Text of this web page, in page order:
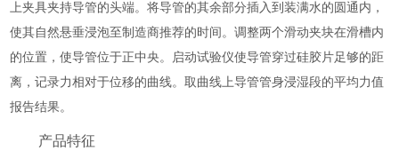
上夹具夹持导管的头端。将导管的其余部分插入到装满水的圆通内，
使其自然悬垂浸泡至制造商推荐的时间。调整两个滑动夹块在滑槽内
的位置，使导管位于正中央。启动试验仪使导管穿过硅胶片足够的距
离，记录力相对于位移的曲线。取曲线上导管管身浸湿段的平均力值
报告结果。
产品特征